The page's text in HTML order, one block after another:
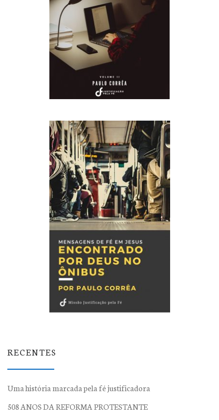
RECENTES
Uma história marcada pela fé justificadora
508 ANOS DA REFORMA PROTESTANTE